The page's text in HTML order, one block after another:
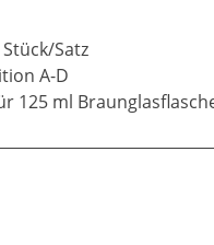
Satz
A-D
125 ml